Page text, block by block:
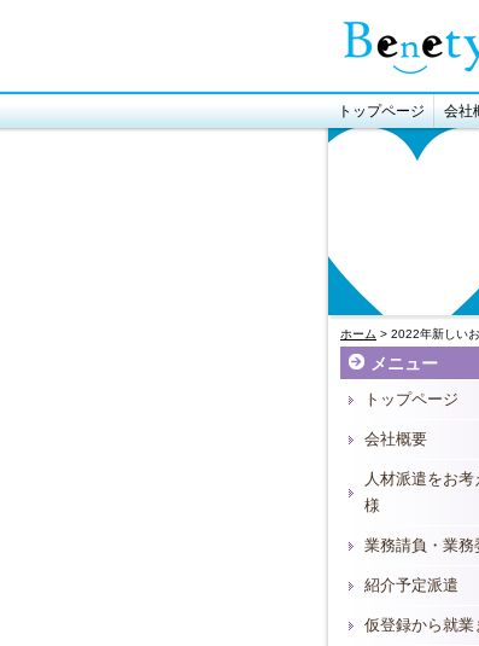
トップページ 会社
ホーム > 2022年新し
メニュー
トップページ
会社概要
人材派遣をお
様
業務請負・業務
紹介予定派遣
仮登録から就業